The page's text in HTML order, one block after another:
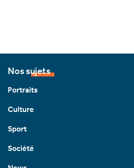
Nos sujets
Portraits
Culture
Sport
Société